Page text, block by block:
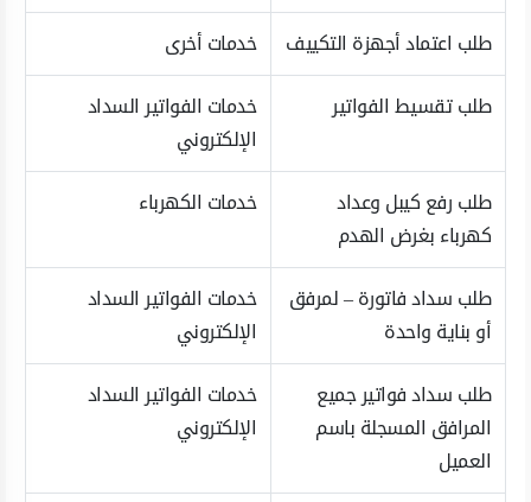
طلب اعتماد أجهزة التكييف
خدمات أخرى
طلب تقسيط الفواتير
خدمات الفواتير السداد
الإلكتروني
طلب رفع كيبل وعداد
كهرباء بغرض الهدم
خدمات الكهرباء
طلب سداد فاتورة – لمرفق
أو بناية واحدة
خدمات الفواتير السداد
الإلكتروني
طلب سداد فواتير جميع
المرافق المسجلة باسم
العميل
خدمات الفواتير السداد
الإلكتروني